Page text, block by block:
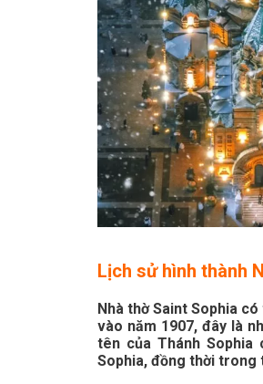
Lịch sử hình thành
Nhà thờ Saint Sophia
vào năm 1907, đây là
tên của Thánh
Sophia, đồng thời trong